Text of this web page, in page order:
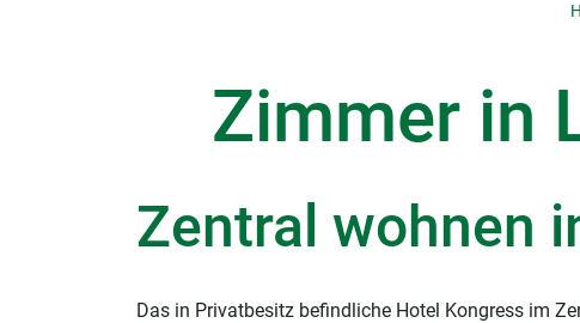
Zimmer in
Zentral wohnen
Das in Privatbesitz befindliche Hotel Kongress im